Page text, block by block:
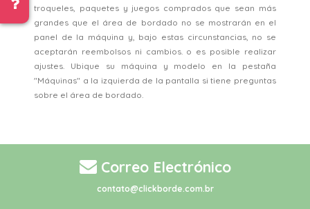
troqueles, paquetes y juegos comprados que sean más
grandes que el área de bordado no se mostrarán en el
panel de la máquina y, bajo estas circunstancias, no se
aceptarán reembolsos ni cambios. o es posible realizar
ajustes. Ubique su máquina y modelo en la pestaña
"Máquinas" a la izquierda de la pantalla si tiene preguntas
sobre el área de bordado.
Correo Electrónico
contato@clickborde.com.br